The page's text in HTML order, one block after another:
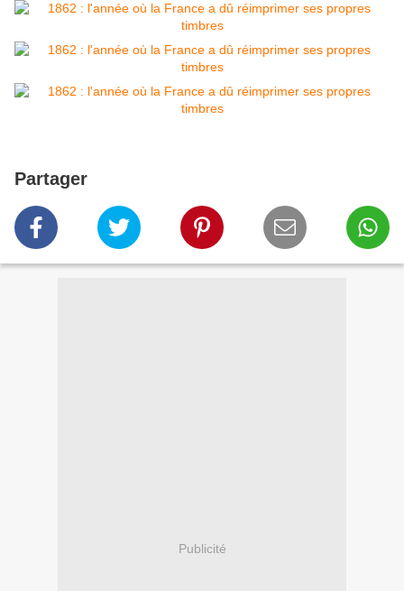
Partager
Publicité